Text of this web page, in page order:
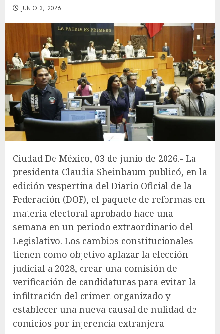
JUNIO 3, 2026
Ciudad De México, 03 de junio de 2026.- La
presidenta Claudia Sheinbaum publicó, en la
edición vespertina del Diario Oficial de la
Federación (DOF), el paquete de reformas en
materia electoral aprobado hace una
semana en un periodo extraordinario del
Legislativo. Los cambios constitucionales
tienen como objetivo aplazar la elección
judicial a 2028, crear una comisión de
verificación de candidaturas para evitar la
infiltración del crimen organizado y
establecer una nueva causal de nulidad de
comicios por injerencia extranjera.